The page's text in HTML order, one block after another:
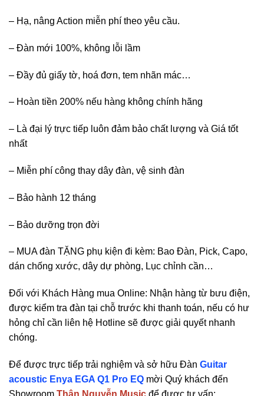
– Hạ, nâng Action miễn phí theo yêu cầu.
– Đàn mới 100%, không lỗi lầm
– Đầy đủ giấy tờ, hoá đơn, tem nhãn mác…
– Hoàn tiền 200% nếu hàng không chính hãng
– Là đại lý trực tiếp luôn đảm bảo chất lượng và Giá tốt
nhất
– Miễn phí công thay dây đàn, vệ sinh đàn
– Bảo hành 12 tháng
– Bảo dưỡng trọn đời
– MUA đàn TẶNG phụ kiện đi kèm: Bao Đàn, Pick, Capo,
dán chống xước, dây dự phòng, Lục chỉnh cần…
Đối với Khách Hàng mua Online: Nhận hàng từ bưu điện,
được kiểm tra đàn tại chỗ trước khi thanh toán, nếu có hư
hỏng chỉ cần liên hệ Hotline sẽ được giải quyết nhanh
chóng.
Để được trực tiếp trải nghiệm và sở hữu Đàn Guitar
acoustic Enya EGA Q1 Pro EQ mời Quý khách đến
Showroom Thân Nguyễn Music để được tư vấn: